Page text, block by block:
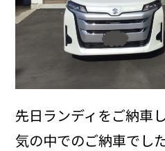
先日ランディをご納車
気の中でのご納車でし